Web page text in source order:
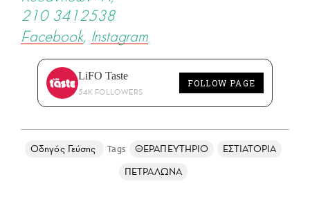
210 3412538
Facebook, Instagram
LiFO Taste
54K FOLLOWERS
FOLLOW PAGE
Οδηγός Γεύσης ΘΕΡΑΠΕΥΤΗΡΙΟ
ΕΣΤΙΑΤΟΡΙΑ
ΠΕΤΡΑΛΩΝΑ